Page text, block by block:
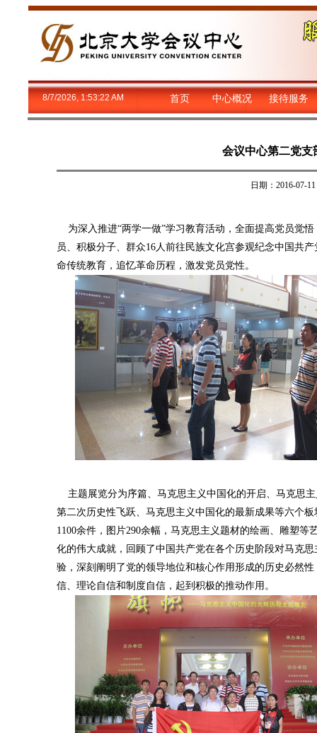
8/7/2026, 1:53:22 AM 首页 中心概况 接待服务
会议中心第二党支
日期：2016-07-
为深入推进“两学一做”学习教育活动，全面提高党员觉
员、积极分子、群众16人前往民族文化宫参观纪念中国共
命传统教育，追忆革命历程，激发党员党性。
主题展览分为序篇、马克思主义中国化的开启、马克思
第二次历史性飞跃、马克思主义中国化的最新成果等六个
1100余件，图片290余幅，马克思主义题材的绘画、雕塑
化的伟大成就，回顾了中国共产党在各个历史阶段对马克
验，深刻阐明了党的领导地位和核心作用形成的历史必然
信、理论自信和制度自信，起到积极的推动作用。